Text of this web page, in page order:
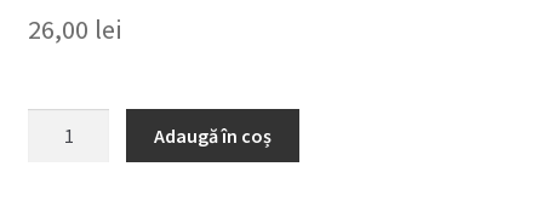
26,00 lei
Adaugă în coș